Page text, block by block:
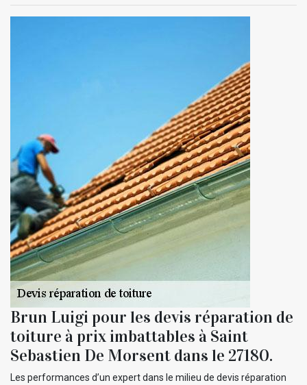
Brun Luigi pour les devis réparation de
toiture à prix imbattables à Saint
Sebastien De Morsent dans le 27180.
Les performances d’un expert dans le milieu de devis réparation